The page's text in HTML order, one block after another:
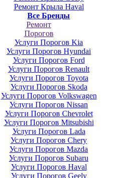
Ремонт Крыла Haval
Все Бренды
Ремонт
Порогов
Услуги Порогов Kia
Услуги Порогов Hyundai
Услуги Порогов Ford
Услуги Порогов Renault
Услуги Порогов Toyota
Услуги Порогов Skoda
Услуги Порогов Volkswagen
Услуги Порогов Nissan
Услуги Порогов Chevrolet
Услуги Порогов Mitsubishi
Услуги Порогов Lada
Услуги Порогов Chery
Услуги Порогов Mazda
Услуги Порогов Subaru
Услуги Порогов Haval
Услуги Порогов Geely